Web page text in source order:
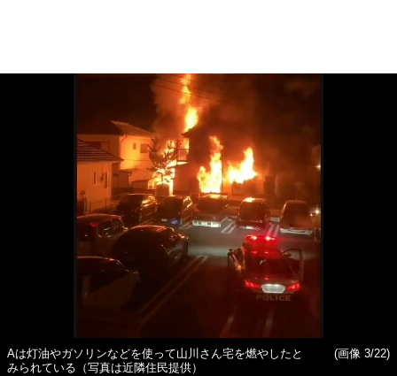
Aは灯油やガソリンなどを使って山川さん宅を燃やしたと
みられている（写真は近隣住民提供）
(画像 3/22)